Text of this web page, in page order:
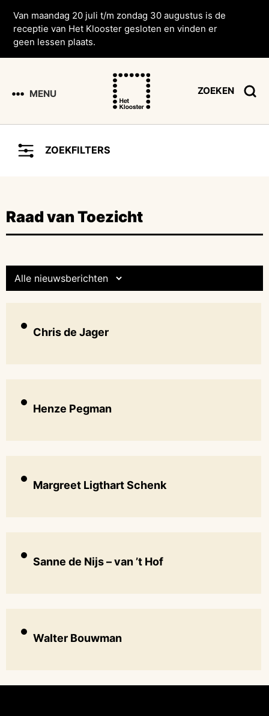
Van maandag 20 juli t/m zondag 30 augustus is de
receptie van Het Klooster gesloten en vinden er
geen lessen plaats.
MENU ZOEKEN
ZOEKFILTERS
Raad van Toezicht
Chris de Jager
Henze Pegman
Margreet Ligthart Schenk
Sanne de Nijs – van ’t Hof
Walter Bouwman